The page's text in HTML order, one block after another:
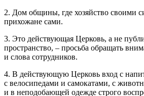
2. Дом общины, где хозяйство своими
прихожане сами.
3. Это действующая Церковь, а не
пространство, – просьба обращать
и слова сотрудников.
4. В действующую Церковь вход с
с велосипедами и самокатами, с
и в неподобающей одежде строго